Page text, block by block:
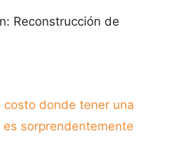
Reconstrucción de
costo donde tener una
sorprendentemente